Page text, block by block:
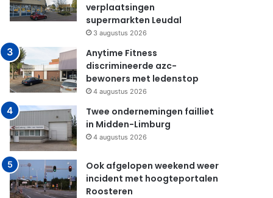
verplaatsingen
supermarkten Leudal
3 augustus 2026
Anytime Fitness
discrimineerde azc-
bewoners met ledenstop
4 augustus 2026
Twee ondernemingen failliet
in Midden-Limburg
4 augustus 2026
Ook afgelopen weekend weer
incident met hoogteportalen
Roosteren